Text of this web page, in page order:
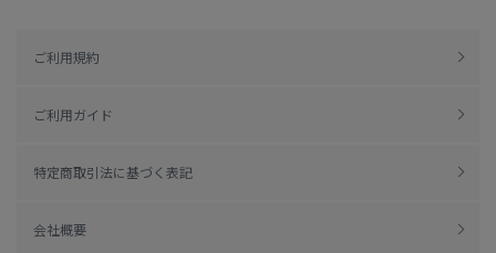
ご利用規約
ご利用ガイド
特定商取引法に基づく表記
会社概要